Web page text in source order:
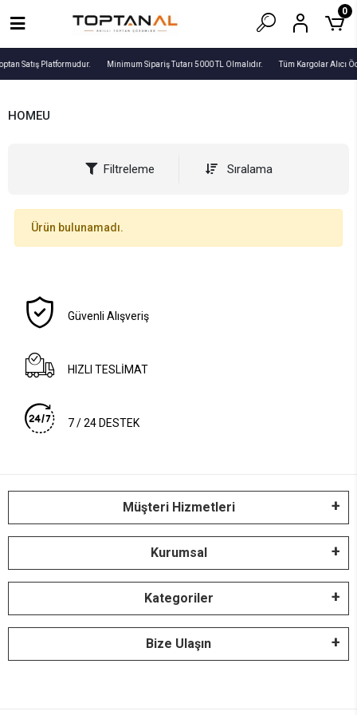
Satış Platformudur. Minimum Sipariş Tutarı 5000 TL Olmalıdır. Tüm Kargolar Alıcı
0
HOMEU
Filtreleme Sıralama
Ürün bulunamadı.
Güvenli Alışveriş
HIZLI TESLİMAT
7 / 24 DESTEK
Müşteri Hizmetleri
Kurumsal
Kategoriler
Bize Ulaşın